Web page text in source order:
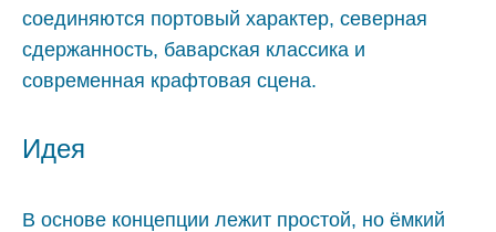
соединяются портовый характер, северная
сдержанность, баварская классика и
современная крафтовая сцена.
Идея
В основе концепции лежит простой, но ёмкий